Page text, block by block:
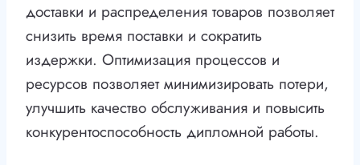
доставки и распределения товаров позволяет
снизить время поставки и сократить
издержки. Оптимизация процессов и
ресурсов позволяет минимизировать потери,
улучшить качество обслуживания и повысить
конкурентоспособность дипломной работы.